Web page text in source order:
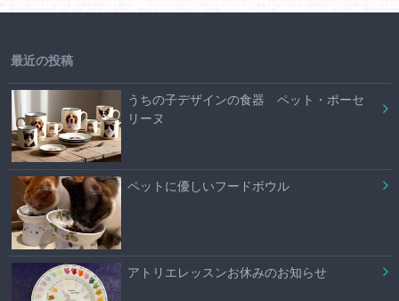
最近の投稿
うちの子デザインの食器 ペット・ポーセ
リーヌ
ペットに優しいフードボウル
アトリエレッスンお休みのお知らせ